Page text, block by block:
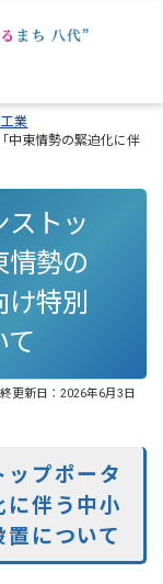
業
中東情勢の緊迫化に伴
ストッ
情勢の
特別
て
更新日： 2026年6月3日
ップポータ
伴う中小
について